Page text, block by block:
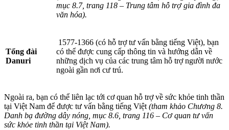
mục 8.7, trang 118 – Trung tâm hỗ trợ gia đình đa
văn hóa).
Tổng đài
Danuri
1577-1366 (có hỗ trợ tư vấn bằng tiếng Việt), bạn
có thể được cung cấp thông tin và hướng dẫn về
những dịch vụ của các trung tâm hỗ trợ người nước
ngoài gần nơi cư trú.
Ngoài ra, bạn có thể liên lạc tới cơ quan hỗ trợ về sức khỏe tinh thần
tại Việt Nam để được tư vấn bằng tiếng Việt (tham khảo Chương 8.
Danh bạ đường dây nóng, mục 8.6, trang 116 – Cơ quan tư vấn
sức khỏe tinh thần tại Việt Nam).